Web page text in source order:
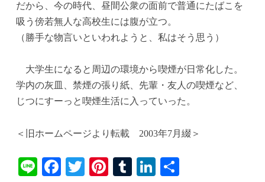
だから、今の時代、昼間公衆の面前で普通にたばこを
吸う傍若無人な高校生には腹が立つ。
（勝手な物言いといわれようと、私はそう思う）
大学生になると周辺の環境から喫煙が日常化した。
学内の灰皿、禁煙の張り紙、先輩・友人の喫煙など、
じつにすーっと喫煙生活に入っていった。
＜旧ホームページより転載 2003年7月綴＞
Li
Fa T
Pi
T
Li